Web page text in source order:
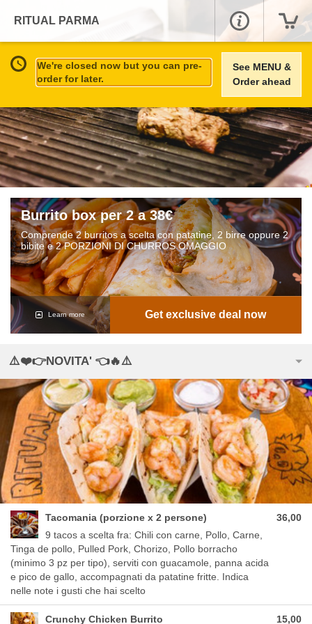
RITUAL PARMA
We're closed now but you can pre-
order for later.
See MENU &
Order ahead
Burrito box per 2 a 38€
Comprende 2 burritos a scelta con patatine, 2 birre oppure 2
bibite e 2 PORZIONI DI CHURROS OMAGGIO
Learn more Get exclusive deal now
⚠️❤️👉NOVITA' 👈🔥⚠️
Tacomania (porzione x 2 persone)
9 tacos a scelta fra: Chili con carne, Pollo, Carne,
Tinga de pollo, Pulled Pork, Chorizo, Pollo borracho
(minimo 3 pz per tipo), serviti con guacamole, panna acida
e pico de gallo, accompagnati da patatine fritte. Indica
nelle note i gusti che hai scelto
36,00
Crunchy Chicken Burrito 15,00